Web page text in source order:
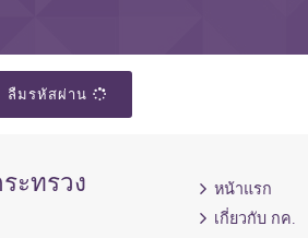
ลืมรหัสผ่าน
ะทรวง
หน้าแรก
เกี่ยวกับ กค.